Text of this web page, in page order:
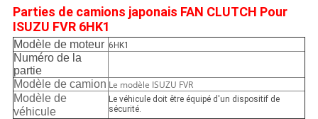
Parties de camions japonais FAN CLUTCH Pour
ISUZU FVR 6HK1
Modèle de moteur 6HK1
Numéro de la
partie
Modèle de camion Le modèle ISUZU FVR
Modèle de
véhicule
Le véhicule doit être équipé d'un dispositif de
sécurité.